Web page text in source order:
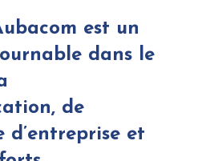
est un
dans le
de
d’entreprise et